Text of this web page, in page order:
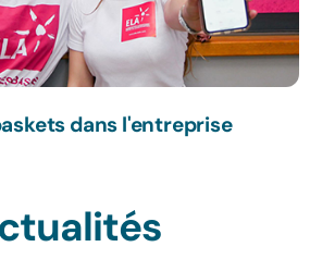
dans l'entreprise